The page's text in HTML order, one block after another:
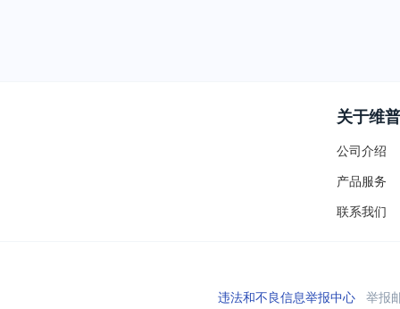
关于维普
公司介绍
产品服务
联系我们
违法和不良信息举报中心举报